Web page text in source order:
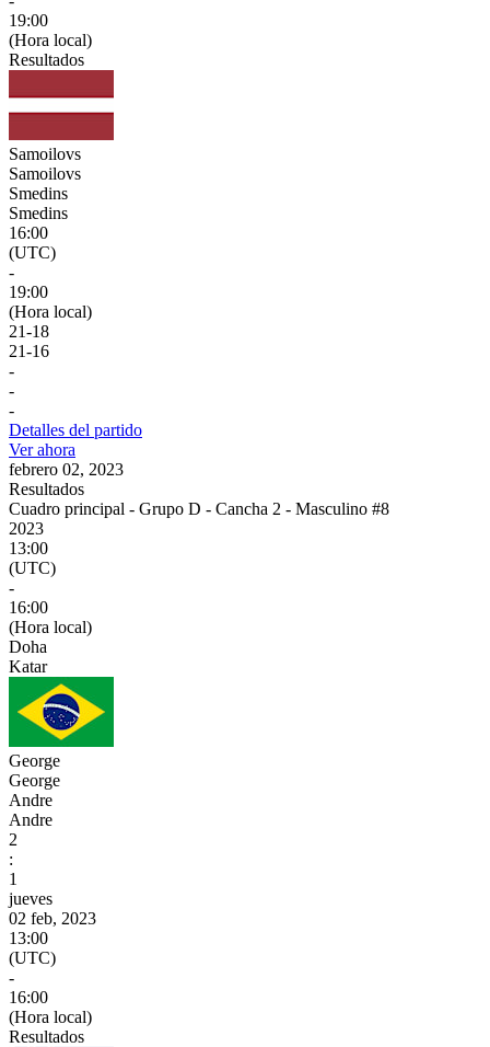
19:00
(Hora local)
Resultados
Samoilovs
Samoilovs
Smedins
Smedins
16:00
(UTC)
-
19:00
(Hora local)
21-18
21-16
-
-
-
Detalles del partido
Ver ahora
febrero 02, 2023
Resultados
Cuadro principal - Grupo D - Cancha 2 - Masculino #8
2023
13:00
(UTC)
-
16:00
(Hora local)
Doha
Katar
George
George
Andre
Andre
2
:
1
jueves
02 feb, 2023
13:00
(UTC)
-
16:00
(Hora local)
Resultados